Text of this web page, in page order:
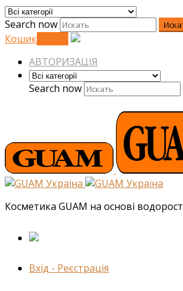
Search now
Кошик
АВТОРИЗАЦІЯ
Search now
Косметика GUAM на основі
Вхід - Реєстрація